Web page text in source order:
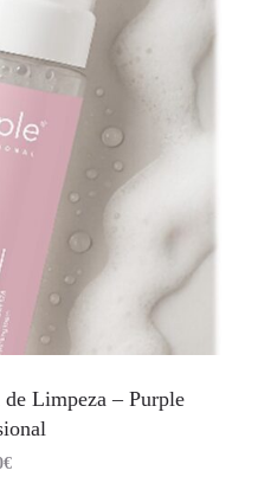
Limpeza – Purple
€